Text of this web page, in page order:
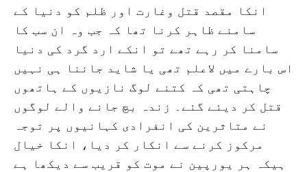
انکا مقصد قتل وغارت اور ظلم کو دنیا کے
سامنے ظاہر کرنا تھا کہ جب وہ ان سب کا
سامنا کر رہے تھے تو انکے ارد گرد کی دنیا
اس بارے میں لاعلم تھی یا شاید جاننا ہی نہیں
چاہتی تھی کہ کتنے لوگ نازیوں کے ہاتھوں
قتل کر دیئے گئے۔ زندہ بچ جانے والے لوگوں
نے متاثرین کی انفرادی کہانیوں پر توجہ
مرکوز کرنے سے انکار کر دیا، انکا خیال
ہیکہ ہر یورپین نے موت کو قریب سے دیکھا ہے